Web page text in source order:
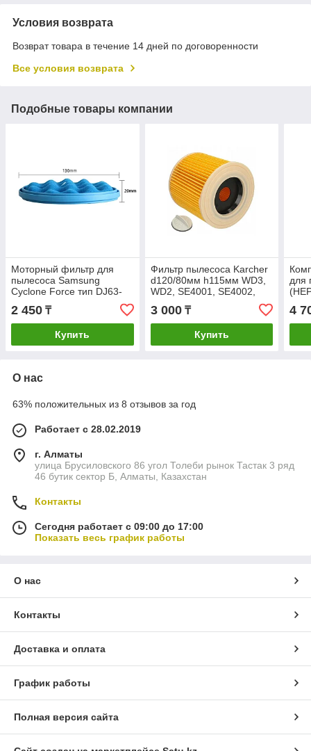
Условия возврата
Возврат товара в течение 14 дней по договоренности
Все условия возврата
Подобные товары компании
Моторный фильтр для
пылесоса Samsung
Cyclone Force тип DJ63-
01467A серии SC15H40,
SC15K41 (диаметр 130
мм)
2 450 ₸
Купить
Фильтр пылесоса Karcher
d120/80мм h115мм WD3,
WD2, SE4001, SE4002,
6.414-552
3 000₸
Купить
для
4
О нас
63% положительных из 8 отзывов за год
Работает с 28.02.2019
г. Алматы
улица Брусиловского 86 угол Толеби рынок Тастак 3 ряд
46 бутик сектор Б, Алматы, Казахстан
Контакты
Сегодня работает с 09:00 до 17:00
Показать весь график работы
О нас
Контакты
Доставка и оплата
График работы
Полная версия сайта